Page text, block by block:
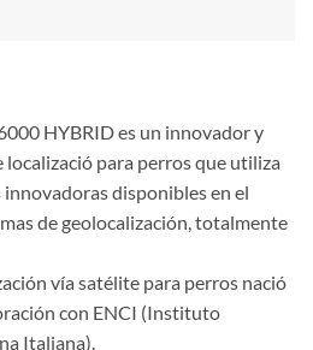
HYBRID es un innovador y
para perros que utiliza
disponibles en el
de geolocalización, totalmente
vía satélite para perros nació
con ENCI (Instituto
Italiana).